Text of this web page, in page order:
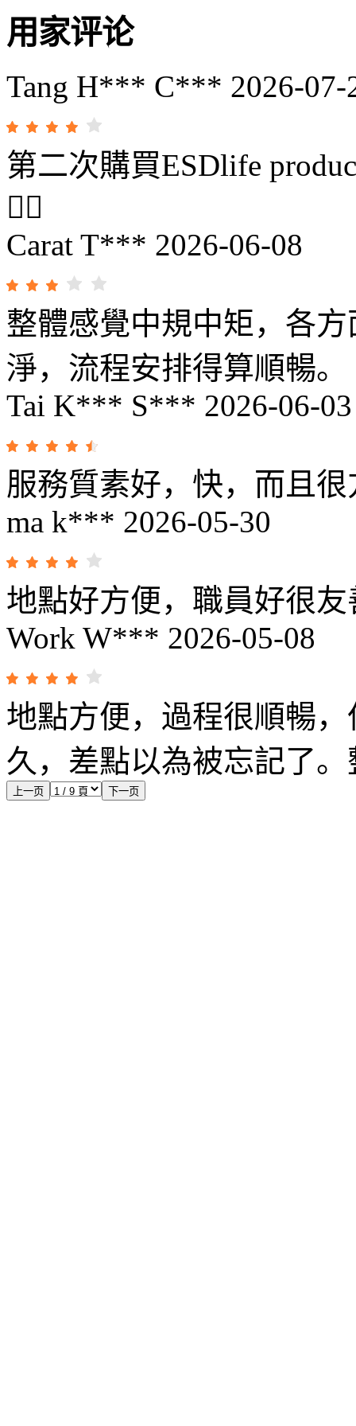
用家评论
Tang H*** C*** 2026-07-
第二次購買ESDlife
👍🏻
Carat T*** 2026-06-08
整體感覺中規中矩，各
淨，流程安排得算順暢
Tai K*** S*** 2026-06-03
服務質素好，快，而且很
ma k*** 2026-05-30
地點好方便，職員好很友
Work W*** 2026-05-08
地點方便，過程很順暢
久，差點以為被忘記了
上一页 下一页